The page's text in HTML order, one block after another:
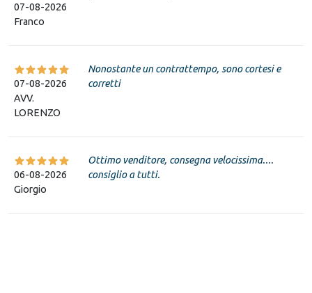
07-08-2026
Franco
07-08-2026
AVV.
LORENZO
Nonostante un contrattempo, sono cortesi e
corretti
06-08-2026
Giorgio
Ottimo venditore, consegna velocissima....
consiglio a tutti.